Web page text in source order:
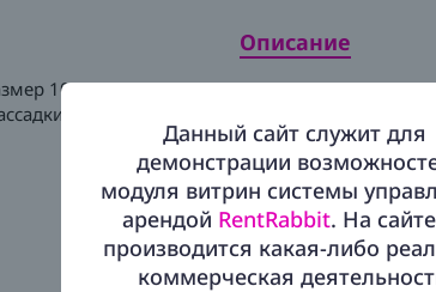
Данный сайт служит для
демонстрации
модуля витрин системы
арендой RentRabbit. На
производится какая-либо
коммерческая
Описание
10x10 метров, площадь 100 кв.метров.
РЕКОМЕНДУЕМ